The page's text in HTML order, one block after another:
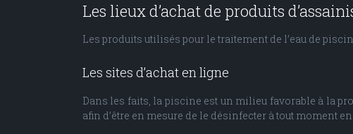
Les lieux d’achat de produits
Les produits utilisés pour le traitement de l’eau de
Les sites d’achat en ligne
Dans les faits, la piscine est un milieu favorable à la
afin d’être en mesure de le désinfecter à tout moment